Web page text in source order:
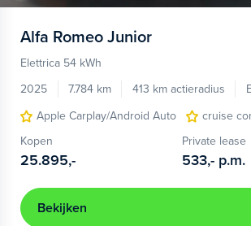
Alfa Romeo Junior
Elettrica 54 kWh
2025
7.784 km 413 km actieradius
Apple Carplay/Android Auto
cruise
Kopen
25.895,-
Private lease
533,- p.m.
Bekijken